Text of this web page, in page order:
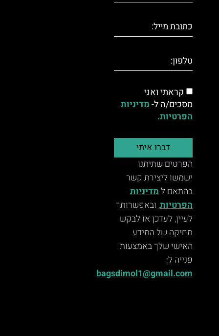
קראתי ואני
מסכים/ה ל-מדיניות
הפרטיות.
דברו איתי
הפרטים שתיתנו
ישמשו ליצירת קשר
בהתאם למדיניות
הפרטיות, ובאפשרותך
לעיין, לעדכן או לבקש
מחיקה של המידע
האישי שלך באמצעות
פנייה ל:
bagsdimol1@gmail.com